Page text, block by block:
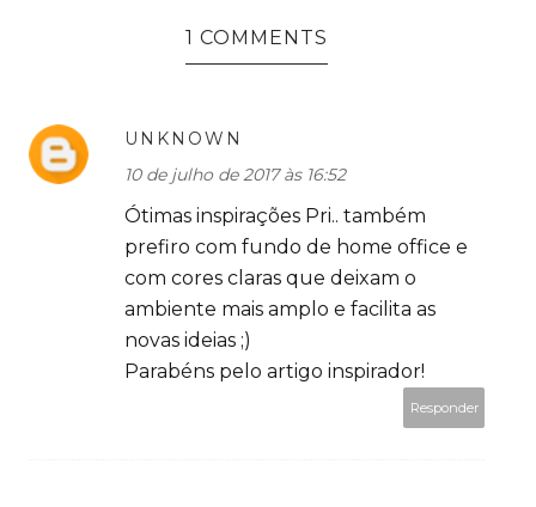
1 COMMENTS
UNKNOWN
10 de julho de 2017 às 16:52
Ótimas inspirações Pri.. também
prefiro com fundo de home office e
com cores claras que deixam o
ambiente mais amplo e facilita as
novas ideias ;)
Parabéns pelo artigo inspirador!
Responder